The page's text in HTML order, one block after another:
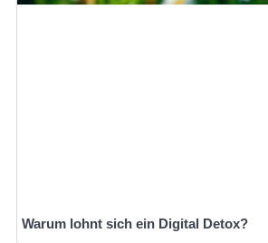
Warum lohnt sich ein Digital Detox?